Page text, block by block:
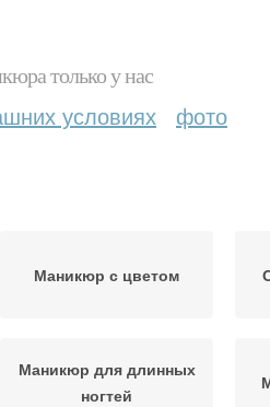
только у нас
условиях фото
Маникюр с цветом
Маникюр для длинных
ногтей